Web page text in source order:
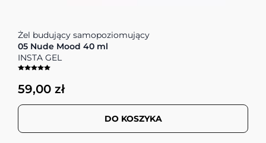
Żel budujący samopoziomujący
05 Nude Mood 40 ml
INSTA GEL
59,00 zł
DO KOSZYKA